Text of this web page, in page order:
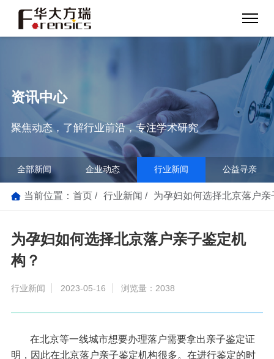
资讯中心
聚焦动态，了解行业前沿，专注学术研究
全部新闻 企业动态 行业新闻 公益寻亲
当前位置： 首页 行业新闻 为孕妇如何选择北京落户
为孕妇如何选择北京落户亲子鉴定机
构？
行业新闻 2023-05-16 浏览量：2038
在北京等一线城市想要办理落户需要拿出亲子鉴定证
明，因此在北京落户亲子鉴定机构很多。在进行鉴定的时